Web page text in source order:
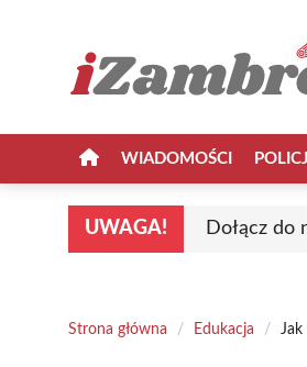
WIADOMOŚCI
UWAGA! Dołącz do
Strona główna / Edukacja /